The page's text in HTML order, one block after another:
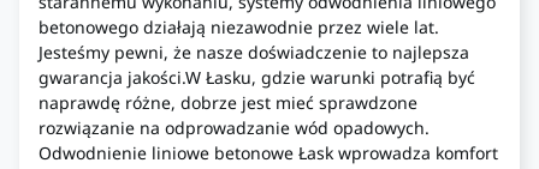
betonowego działają niezawodnie przez wiele lat.
Jesteśmy pewni, że nasze doświadczenie to najlepsza
gwarancja jakości.W Łasku, gdzie warunki potrafią być
naprawdę różne, dobrze jest mieć sprawdzone
rozwiązanie na odprowadzanie wód opadowych.
Odwodnienie liniowe betonowe Łask wprowadza komfort